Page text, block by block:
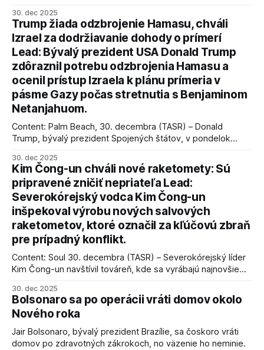
30. dec 2025
Trump žiada odzbrojenie Hamasu, chváli
Izrael za dodržiavanie dohody o prímerí
Lead: Bývalý prezident USA Donald Trump
zdôraznil potrebu odzbrojenia Hamasu a
ocenil prístup Izraela k plánu prímeria v
pásme Gazy počas stretnutia s Benjaminom
Netanjahuom.
Content: Palm Beach, 30. decembra (TASR) – Donald
Trump, bývalý prezident Spojených štátov, v pondelok
kľúčové pre úspešné dosiahnutie prímeria v Gaze. Agentúra
AFP informuje, že Trump vyjadril presvedčenie, že Izrael plní
podmienky dohody o prí
30. dec 2025
Kim Čong-un chváli nové raketomety: Sú
pripravené zničiť nepriateľa Lead:
Severokórejský vodca Kim Čong-un
inšpekoval výrobu nových salvových
raketometov, ktoré označil za kľúčovú zbraň
pre prípadný konflikt.
Content: Soul 30. decembra (TASR) – Severokórejský líder
Kim Čong-un navštívil továreň, kde sa vyrábajú najnovšie
schopnosti. Informovali o tom štátne médiá KĽDR, na ktoré
sa odvoláva agentúra AFP.
30. dec 2025
Bolsonaro sa po operácii vráti domov okolo
Nového roka
Jair Bolsonaro, bývalý prezident Brazílie, sa čoskoro vráti
domov po zdravotných zákrokoch, no väzenie ho neminie.